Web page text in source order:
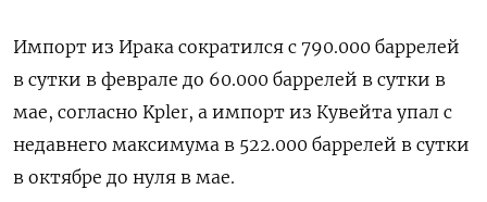
Импорт из Ирака сократился с 790.000 баррелей
в сутки в феврале до 60.000 баррелей в сутки в
мае, согласно Kpler, а импорт из ​Кувейта упал с
недавнего максимума в 522.000 баррелей в сутки
в октябре до нуля в мае.